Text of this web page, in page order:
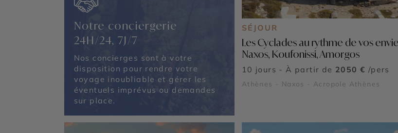
Notre conciergerie
24H/24, 7J/7
Nos concierges sont à votre
disposition pour rendre votre
voyage inoubliable et gérer les
éventuels imprévus ou demandes
sur place.
SÉJOUR
Les Cyclades au rythme de vos
Naxos, Koufonissi, Amorgos
10 jours - À partir de 2050 € /pers
Athènes - Naxos - Acropole Athènes